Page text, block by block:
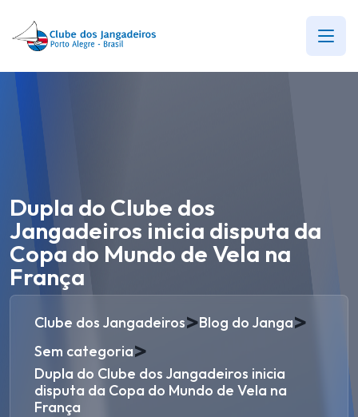
Dupla do Clube dos
Jangadeiros inicia disputa da
Copa do Mundo de Vela na
França
Clube dos Jangadeiros>Blog do Janga>
Sem categoria>
Dupla do Clube dos Jangadeiros inicia
disputa da Copa do Mundo de Vela na
França